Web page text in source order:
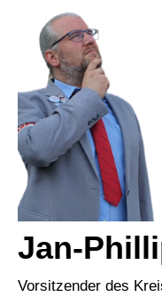
Jan-
Vorsitzender des